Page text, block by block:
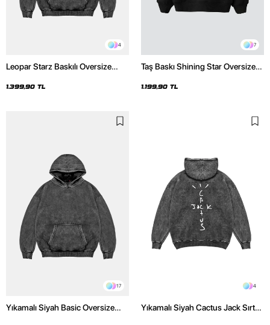
4
Leopar Starz Baskılı Oversize
Hoodie
1.399,90 TL
7
Taş Baskı Shining Star Oversize
1.199,90 TL
17
Yıkamalı Siyah Basic Oversize
4
Yıkamalı Siyah Cactus Jack Sırt